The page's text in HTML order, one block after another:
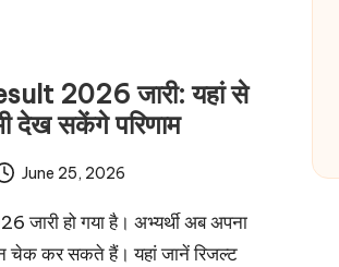
2026 जारी: यहां से
देख सकेंगे परिणाम
June 25, 2026
हो गया है। अभ्यर्थी अब अपना
चेक कर सकते हैं। यहां जानें रिजल्ट